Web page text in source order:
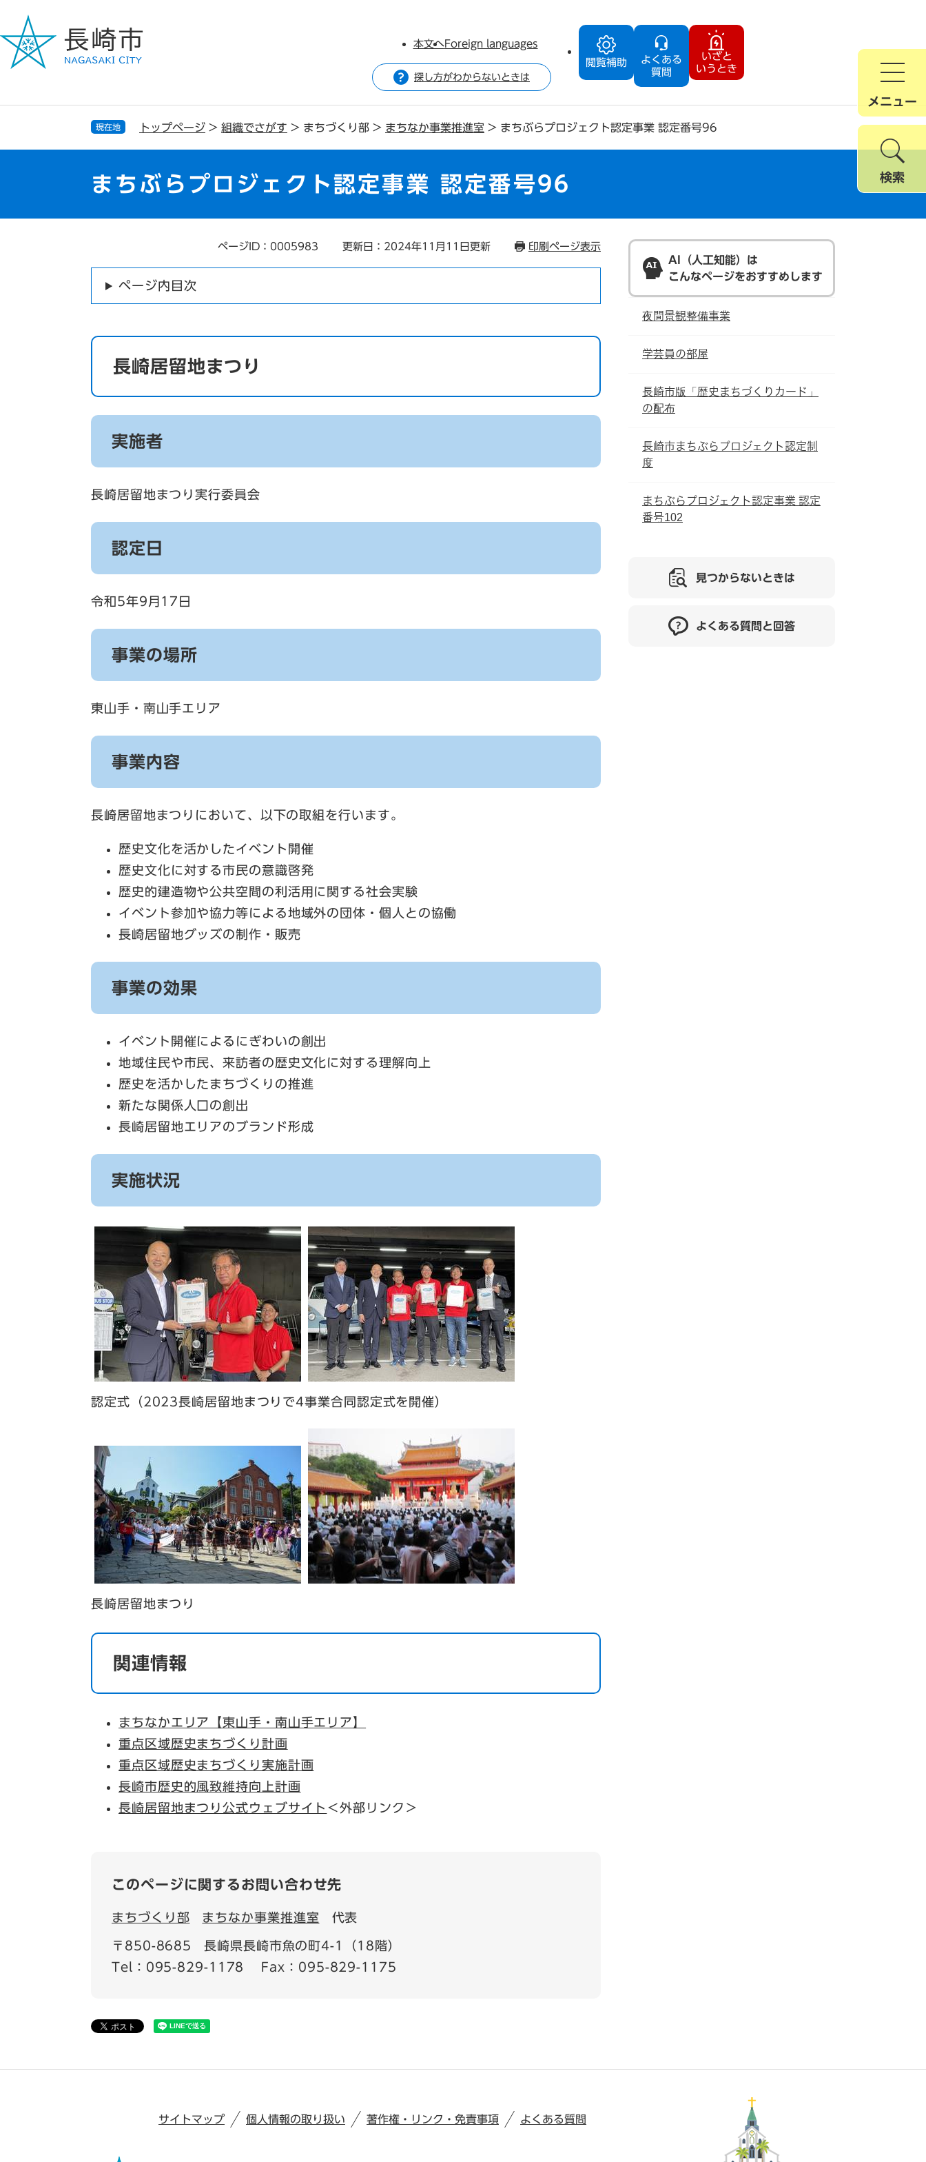
ジ
で
ュ
ば
閲覧補助
よくある
質問
いざと
いうとき
本文へForeign languages
探し方がわからないときは
メニュー
検索
現在地 トップページ > 組織でさがす > まちづくり部 > まちなか事業推進室 > まちぶらプロジェクト認定事業 認定番号96
まちぶらプロジェクト認定事業 認定番号96
ページID：0005983 更新日：2024年11月11日更新 印刷ページ表示
ページ内目次
長崎居留地まつり
実施者
長崎居留地まつり実行委員会
認定日
令和5年9月17日
事業の場所
東山手・南山手エリア
事業内容
長崎居留地まつりにおいて、以下の取組を行います。
歴史文化を活かしたイベント開催
歴史文化に対する市民の意識啓発
歴史的建造物や公共空間の利活用に関する社会実験
イベント参加や協力等による地域外の団体・個人との協働
長崎居留地グッズの制作・販売
事業の効果
イベント開催によるにぎわいの創出
地域住民や市民、来訪者の歴史文化に対する理解向上
歴史を活かしたまちづくりの推進
新たな関係人口の創出
長崎居留地エリアのブランド形成
実施状況
認定式（2023長崎居留地まつりで4事業合同認定式を開催）
長崎居留地まつり
関連情報
まちなかエリア【東山手・南山手エリア】
重点区域歴史まちづくり計画
重点区域歴史まちづくり実施計画
長崎市歴史的風致維持向上計画
長崎居留地まつり公式ウェブサイト ＜外部リンク＞
このページに関するお問い合わせ先
まちづくり部 まちなか事業推進室 代表
〒850-8685
長崎県長崎市魚の町4-1（18階）
Tel：095-829-1178
Fax：095-829-1175
AI（人工知能）は
こんなページをおすすめします
夜間景観整備事業
学芸員の部屋
長崎市版「歴史まちづくりカード」
の配布
長崎市まちぶらプロジェクト認定制
度
まちぶらプロジェクト認定事業 認定
番号102
見つからないときは
よくある質問と回答
サイトマップ 個人情報の取り扱い 著作権・リンク・免責事項 よくある質問